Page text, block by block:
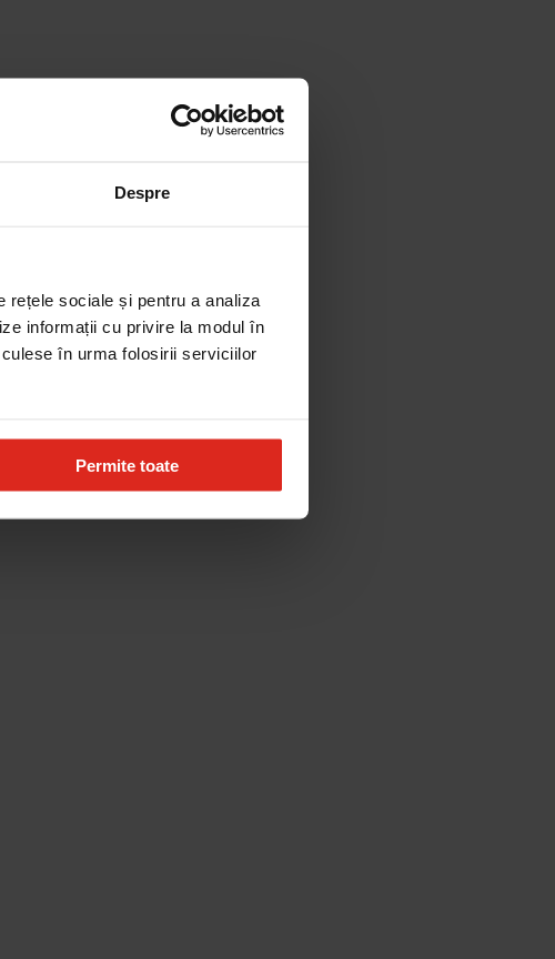
Despre
rețele sociale și pentru a analiza
informații cu privire la modul în
în urma folosirii serviciilor
Permite toate